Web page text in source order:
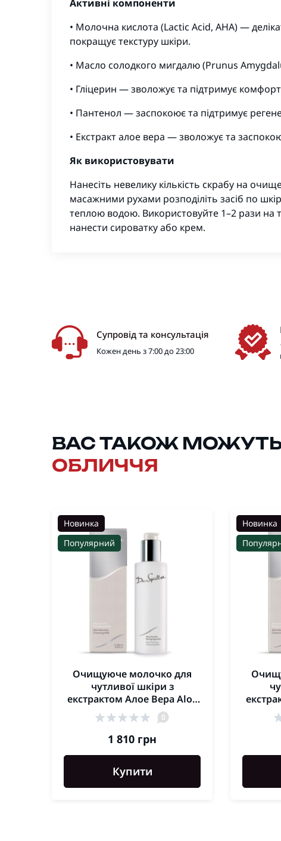
Активні компоненти
• Молочна кислота (Lactic Acid, AHA) —
покращує текстуру шкіри.
• Масло солодкого мигдалю (Prunus
• Гліцерин — зволожує та підтримує
• Пантенол — заспокоює та підтримує
• Екстракт алое вера — зволожує та
Як використовувати
Нанесіть невелику кількість скрабу на
масажними рухами розподіліть засіб по
теплою водою. Використовуйте 1–2 рази на
нанести сироватку або крем.
Супровід та консультація
Кожен день з 7:00 до 23:00
ВАС ТАКОЖ МОЖУТЬ
ОБЛИЧЧЯ
Новинка
Популярний
Очищуюче молочко для
чутливої шкіри з
екстрактом Алое Вера Aloe
Sensitive Cleansing Milk
Dr.Spiller 200мл
0
1 810 грн
Купити
Новинка